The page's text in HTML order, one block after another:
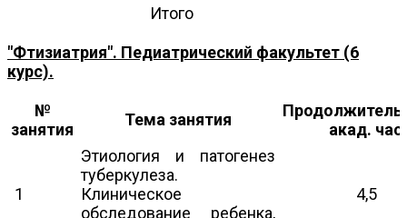
Итого
"Фтизиатрия". Педиатрический факультет (6
курс).
№
занятия
Тема занятия
акад. час.
1
Этиология и патогенез
туберкулеза.
Клиническое
обследование ребенка,
4,5